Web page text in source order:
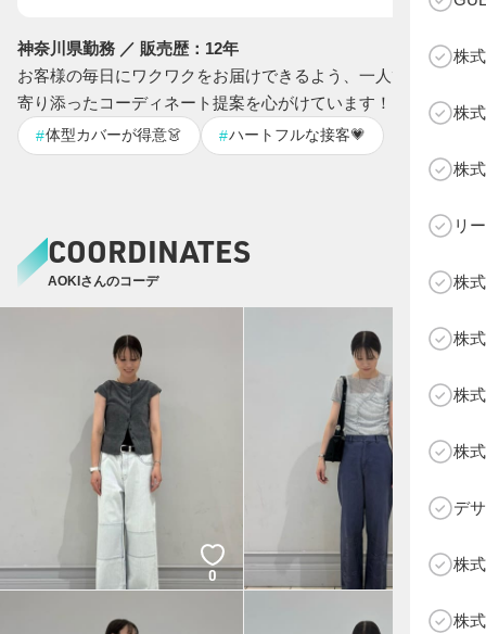
株
株
株
リ
株
株
株
株
デ
株
株
神奈川県勤務 ／ 販売歴：12年
お客様の毎日にワクワクをお届けできるよう、一人ひとりに
寄り添ったコーディネート提案を心がけています！
#体型カバーが得意👗 #ハートフルな接客💗
COORDINATES
AOKIさんのコーデ
0 0